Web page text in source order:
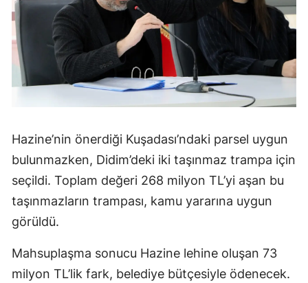
Hazine’nin önerdiği Kuşadası’ndaki parsel uygun
bulunmazken, Didim’deki iki taşınmaz trampa için
seçildi. Toplam değeri 268 milyon TL’yi aşan bu
taşınmazların trampası, kamu yararına uygun
görüldü.
Mahsuplaşma sonucu Hazine lehine oluşan 73
milyon TL’lik fark, belediye bütçesiyle ödenecek.